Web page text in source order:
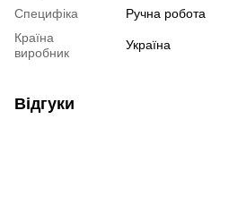
Специфіка
Ручна робота
Країна
виробник
Україна
Відгуки